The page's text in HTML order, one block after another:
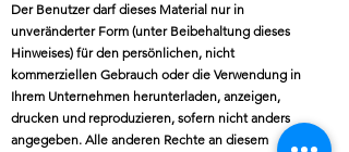
Der Benutzer darf dieses Material nur in
unveränderter Form (unter Beibehaltung dieses
Hinweises) für den persönlichen, nicht
kommerziellen Gebrauch oder die Verwendung in
Ihrem Unternehmen herunterladen, anzeigen,
drucken und reproduzieren, sofern nicht anders
angegeben. Alle anderen Rechte an diesem